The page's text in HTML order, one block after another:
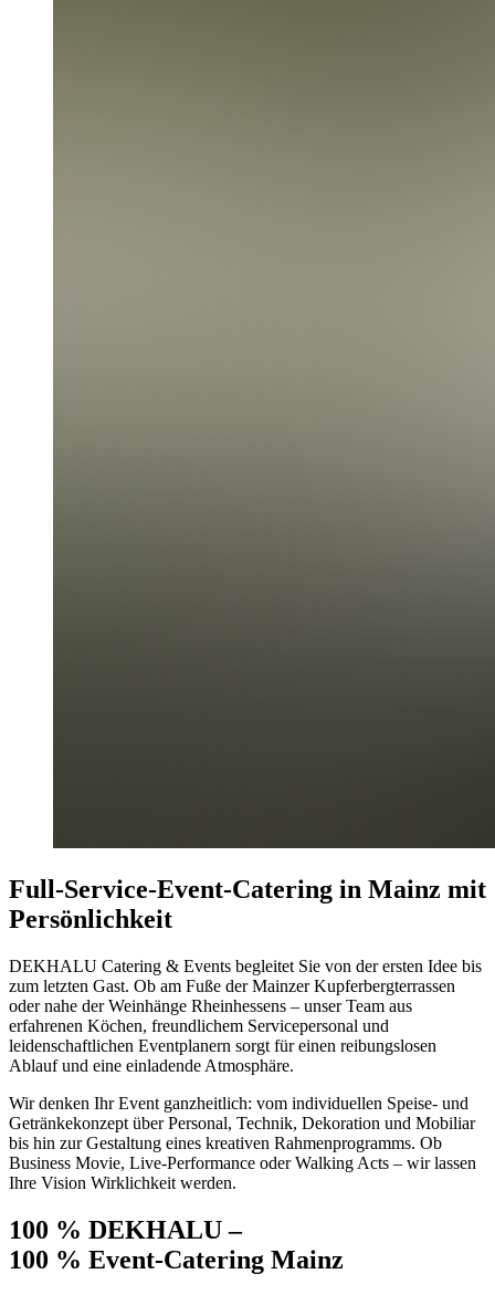
Full-Service-Event-Catering in Mainz mit
Persönlichkeit
DEKHALU Catering & Events begleitet Sie von der ersten Idee bis
zum letzten Gast. Ob am Fuße der Mainzer Kupferbergterrassen
oder nahe der Weinhänge Rheinhessens – unser Team aus
erfahrenen Köchen, freundlichem Servicepersonal und
leidenschaftlichen Eventplanern sorgt für einen reibungslosen
Ablauf und eine einladende Atmosphäre.
Wir denken Ihr Event ganzheitlich: vom individuellen Speise- und
Getränkekonzept über Personal, Technik, Dekoration und Mobiliar
bis hin zur Gestaltung eines kreativen Rahmenprogramms. Ob
Business Movie, Live-Performance oder Walking Acts – wir lassen
Ihre Vision Wirklichkeit werden.
100 % DEKHALU –
100 % Event-Catering Mainz